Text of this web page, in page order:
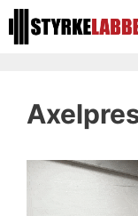
Hoppa
till